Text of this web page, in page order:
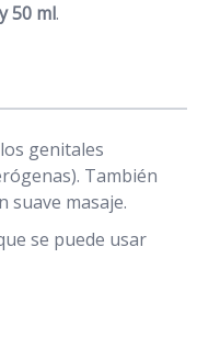
50 ml.
genitales
También
suave masaje.
se puede usar